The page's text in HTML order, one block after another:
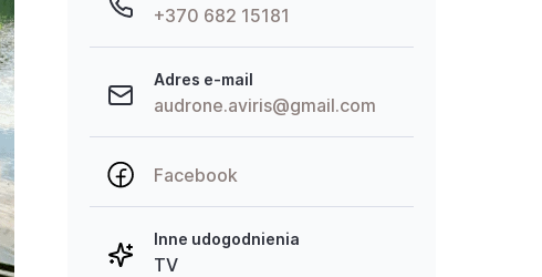
+370 682 15181
Adres e-mail
audrone.aviris@gmail.com
Facebook
Inne udogodnienia
TV